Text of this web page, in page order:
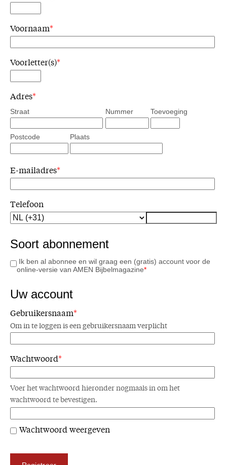
Voornaam*
Voorletter(s)*
Adres*
Straat
Nummer Toevoeging
Postcode Plaats
E-mailadres*
Telefoon
Soort abonnement
Ik ben al abonnee en wil graag een (gratis) account voor de
online-versie van AMEN Bijbelmagazine*
Uw account
Gebruikersnaam*
Om in te loggen is een gebruikersnaam verplicht
Wachtwoord*
Voer het wachtwoord hieronder nogmaals in om het
wachtwoord te bevestigen.
Wachtwoord weergeven